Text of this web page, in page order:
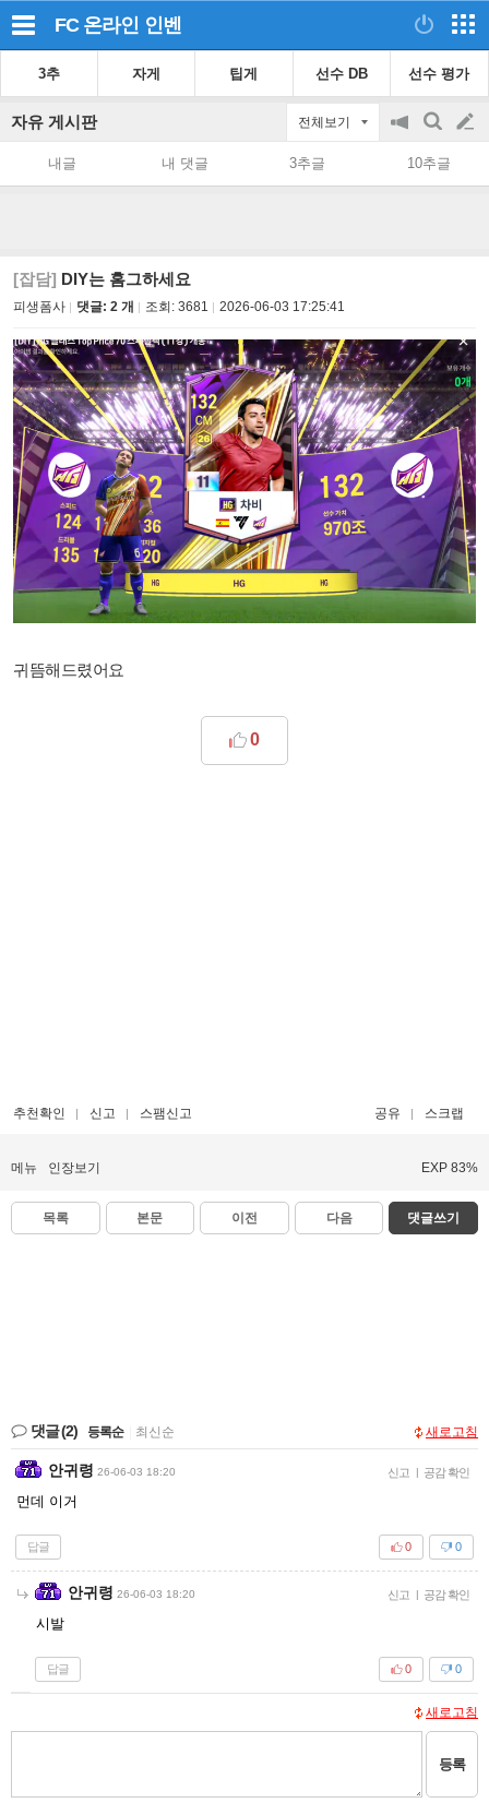
FC 온라인 인벤
3추 자게 팁게 선수 DB 선수 평가
자유 게시판 전체보기
공
지
on/off
검
색
글
쓰
내글 내 댓글 3추글 10추글
[잡담] DIY는 홈그하세요
피생폼사 댓글: 2 개 조회: 3681 2026-06-03 17:25:41
귀뜸해드렸어요
0
추천확인 신고 스팸신고 공유 스크랩
메뉴 인장보기 EXP 83%
목록 본문 이전 다음 댓글쓰기
댓글(2) 등록순 최신순 새로고침
안귀령 26-06-03 18:20 신고 | 공감 확인
먼데 이거
답글 0
0
안귀령 26-06-03 18:20 신고 | 공감 확인
시발
답글 0
0
새로고침
등록